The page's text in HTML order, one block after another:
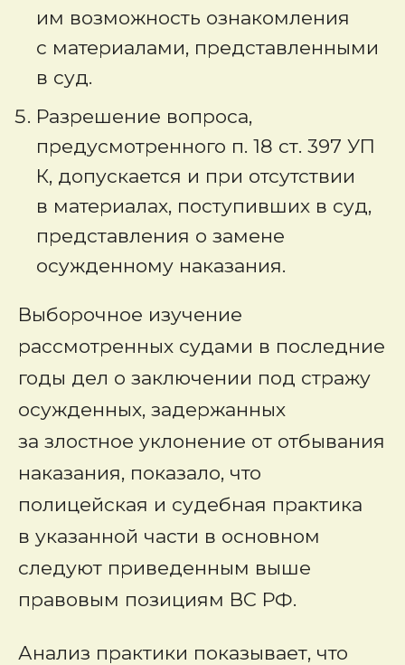
им возможность ознакомления
с материалами, представленными
в суд.
Разрешение вопроса,
предусмотренного п. 18 ст. 397 УП
К, допускается и при отсутствии
в материалах, поступивших в суд,
представления о замене
осужденному наказания.
Выборочное изучение
рассмотренных судами в последние
годы дел о заключении под стражу
осужденных, задержанных
за злостное уклонение от отбывания
наказания, показало, что
полицейская и судебная практика
в указанной части в основном
следуют приведенным выше
правовым позициям ВС РФ.
Анализ практики показывает, что